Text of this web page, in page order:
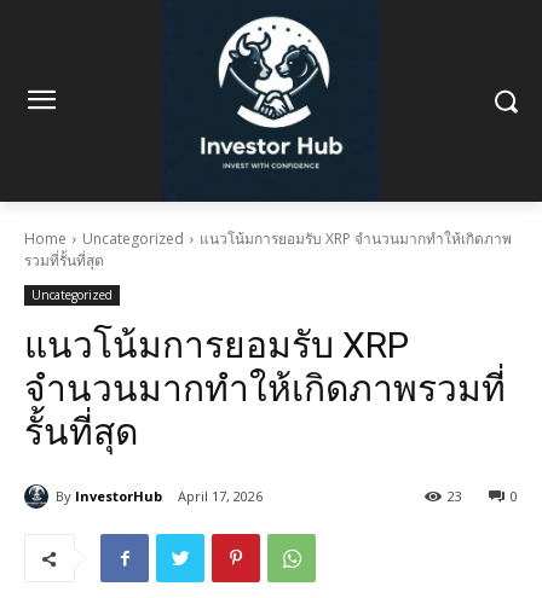
Home Uncategorized
แนวโน้มการยอมรับ XRP จำนวนมากทำให้เกิดภาพ
รวมที่รั้นที่สุด
Uncategorized
แนวโน้มการยอมรับ XRP
จำนวนมากทำให้เกิดภาพรวมที่
รั้นที่สุด
By InvestorHub April 17, 2026 0
23